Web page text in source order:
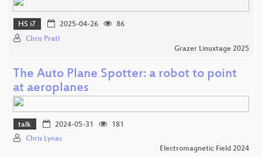
HS i7 2025-04-26
86
Chris Pratl
Grazer Linuxtage 2025
The Auto Plane Spotter: a robot to point
at aeroplanes
talk 2024-05-31
181
Chris Lynas
Electromagnetic Field 2024